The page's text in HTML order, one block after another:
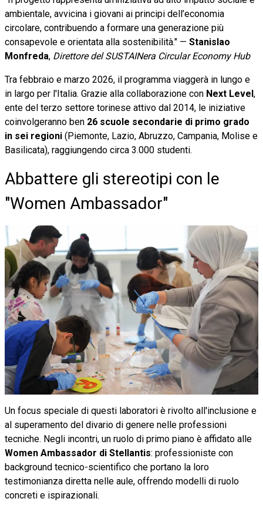
ambientale, avvicina i giovani ai principi dell’economia
circolare, contribuendo a formare una generazione più
consapevole e orientata alla sostenibilità." — Stanislao
Monfreda, Direttore del SUSTAINera Circular Economy Hub
Tra febbraio e marzo 2026, il programma viaggerà in lungo e
in largo per l'Italia. Grazie alla collaborazione con Next Level ,
ente del terzo settore torinese attivo dal 2014, le iniziative
coinvolgeranno ben 26 scuole secondarie di primo grado
in sei regioni (Piemonte, Lazio, Abruzzo, Campania, Molise e
Basilicata), raggiungendo circa 3.000 studenti.
Abbattere gli stereotipi con le
"Women Ambassador"
Un focus speciale di questi laboratori è rivolto all'inclusione e
al superamento del divario di genere nelle professioni
tecniche. Negli incontri, un ruolo di primo piano è affidato alle
Women Ambassador di Stellantis: professioniste con
background tecnico-scientifico che portano la loro
testimonianza diretta nelle aule, offrendo modelli di ruolo
concreti e ispirazionali.